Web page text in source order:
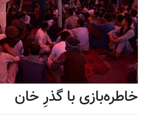
خاطره‌بازی با گذرِ خان